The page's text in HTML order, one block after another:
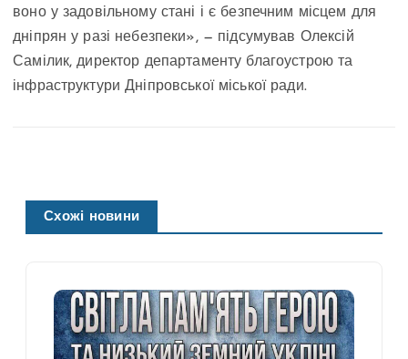
воно у задовільному стані і є безпечним місцем для
дніпрян у разі небезпеки», — підсумував Олексій
Самілик, директор департаменту благоустрою та
інфраструктури Дніпровської міської ради.
Схожі новини